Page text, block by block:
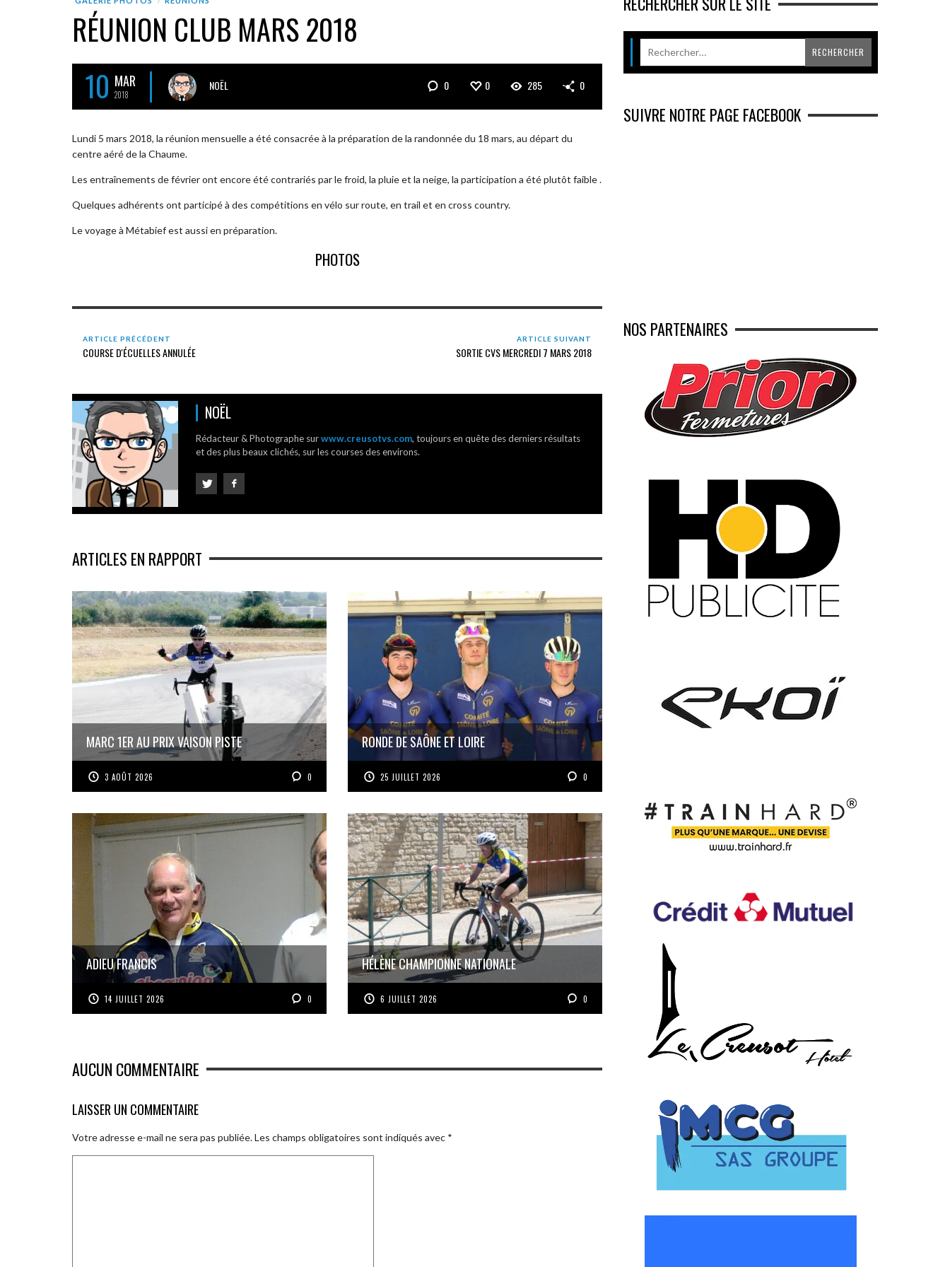
RÉUNION CLUB MARS 2018
10 MAR
2018
NOËL 0 0 285 0
Lundi 5 mars 2018, la réunion mensuelle a été consacrée à la préparation de la randonnée du 18 mars, au départ du
centre aéré de la Chaume.
Les entraînements de février ont encore été contrariés par le froid, la pluie et la neige, la participation a été plutôt faible .
Quelques adhérents ont participé à des compétitions en vélo sur route, en trail et en cross country.
Le voyage à Métabief est aussi en préparation.
PHOTOS
ARTICLE PRÉCÉDENT
COURSE D'ÉCUELLES ANNULÉE
ARTICLE SUIVANT
SORTIE CVS MERCREDI 7 MARS 2018
NOËL
Rédacteur & Photographe surwww.creusotvs.com, toujours en quête des derniers résultats
et des plus beaux clichés, sur les courses des environs.
ARTICLES EN RAPPORT
MARC 1ER AU PRIX VAISON PISTE
3 AOÛT 2026 0
RONDE DE SAÔNE ET LOIRE
25 JUILLET 2026 0
ADIEU FRANCIS
14 JUILLET 2026 0
HÉLÈNE CHAMPIONNE NATIONALE
6 JUILLET 2026 0
AUCUN COMMENTAIRE
LAISSER UN COMMENTAIRE
Votre adresse e-mail ne sera pas publiée.Les champs obligatoires sont indiqués avec *
SUIVRE NOTRE PAGE FACEBOOK
NOS PARTENAIRES